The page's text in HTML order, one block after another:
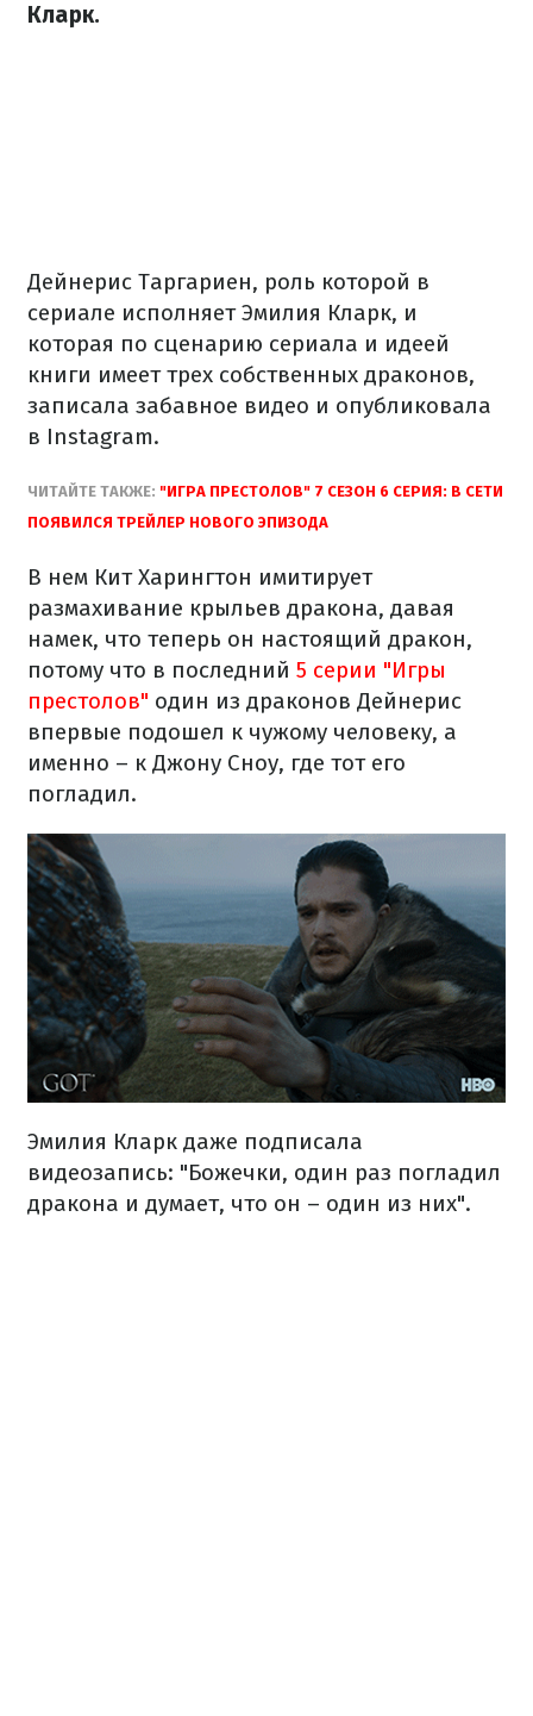
Кларк.
Дейнерис Таргариен, роль которой в
сериале исполняет Эмилия Кларк, и
которая по сценарию сериала и идеей
книги имеет трех собственных драконов,
записала забавное видео и опубликовала
в Instagram.
ЧИТАЙТЕ ТАКЖЕ: "ИГРА ПРЕСТОЛОВ" 7 СЕЗОН 6 СЕРИЯ: В СЕТИ
ПОЯВИЛСЯ ТРЕЙЛЕР НОВОГО ЭПИЗОДА
В нем Кит Харингтон имитирует
размахивание крыльев дракона, давая
намек, что теперь он настоящий дракон,
потому что в последний 5 серии "Игры
престолов" один из драконов Дейнерис
впервые подошел к чужому человеку, а
именно – к Джону Сноу, где тот его
погладил.
Эмилия Кларк даже подписала
видеозапись: "Божечки, один раз погладил
дракона и думает, что он – один из них".